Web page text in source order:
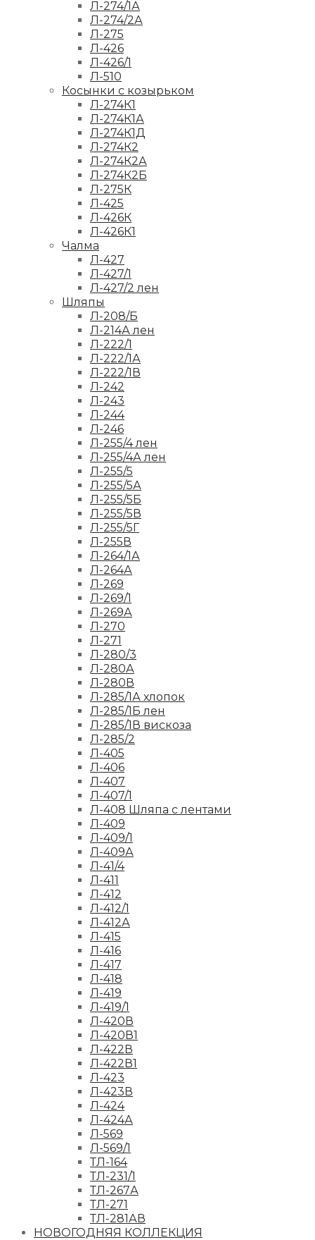
Л-274/1А
Л-274/2А
Л-275
Л-426
Л-426/1
Л-510
Косынки с козырьком
Л-274К1
Л-274К1А
Л-274К1Д
Л-274К2
Л-274К2А
Л-274К2Б
Л-275К
Л-425
Л-426К
Л-426К1
Чалма
Л-427
Л-427/1
Л-427/2 лен
Шляпы
Л-208/Б
Л-214А лен
Л-222/1
Л-222/1А
Л-222/1В
Л-242
Л-243
Л-244
Л-246
Л-255/4 лен
Л-255/4А лен
Л-255/5
Л-255/5А
Л-255/5Б
Л-255/5В
Л-255/5Г
Л-255В
Л-264/1А
Л-264А
Л-269
Л-269/1
Л-269А
Л-270
Л-271
Л-280/3
Л-280А
Л-280В
Л-285/1А хлопок
Л-285/1Б лен
Л-285/1В вискоза
Л-285/2
Л-405
Л-406
Л-407
Л-407/1
Л-408 Шляпа с лентами
Л-409
Л-409/1
Л-409А
Л-41/4
Л-411
Л-412
Л-412/1
Л-412А
Л-415
Л-416
Л-417
Л-418
Л-419
Л-419/1
Л-420В
Л-420В1
Л-422В
Л-422В1
Л-423
Л-423В
Л-424
Л-424А
Л-569
Л-569/1
ТЛ-164
ТЛ-231/1
ТЛ-267А
ТЛ-271
ТЛ-281АВ
НОВОГОДНЯЯ КОЛЛЕКЦИЯ